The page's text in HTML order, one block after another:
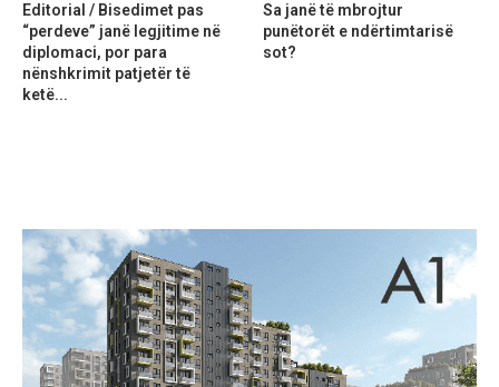
Editorial / Bisedimet pas
“perdeve” janë legjitime në
diplomaci, por para
nënshkrimit patjetër të
ketë...
Sa janë të mbrojtur
punëtorët e ndërtimtarisë
sot?